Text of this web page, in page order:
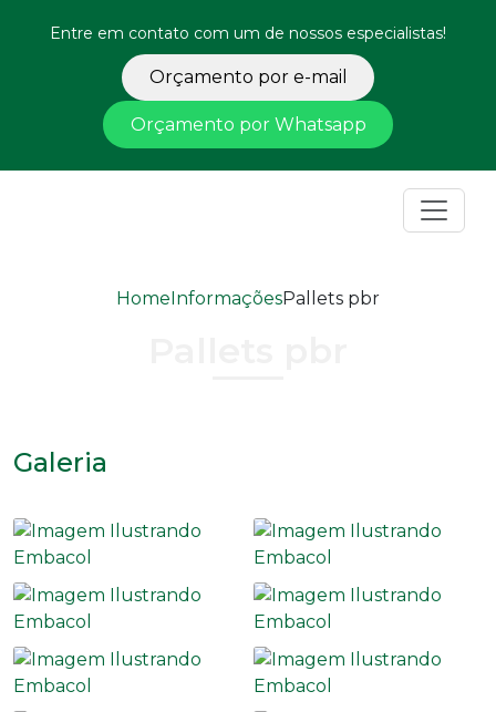
Entre em contato com um de nossos especialistas!
Orçamento por e-mail
Orçamento por Whatsapp
HomeInformaçõesPallets pbr
Galeria